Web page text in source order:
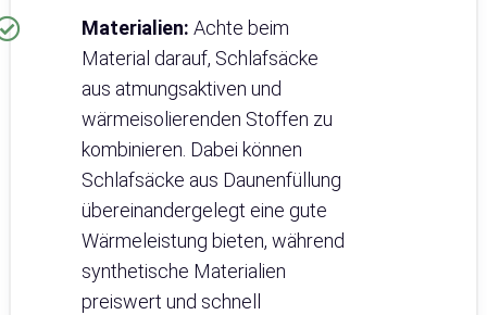
Materialien: Achte beim
Material darauf, Schlafsäcke
aus atmungsaktiven und
wärmeisolierenden Stoffen zu
kombinieren. Dabei können
Schlafsäcke aus Daunenfüllung
übereinandergelegt eine gute
Wärmeleistung bieten, während
synthetische Materialien
preiswert und schnell